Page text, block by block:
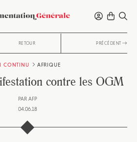
RETOUR PRÉCÉDENT
CONTINU AFRIQUE
contre les OGM
PAR AFP
04.06.18